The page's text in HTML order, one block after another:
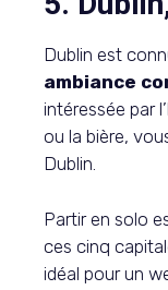
Dublin est
ambiance
intéressée par
ou la bière,
Dublin.
Partir en solo
ces cinq
idéal pour un